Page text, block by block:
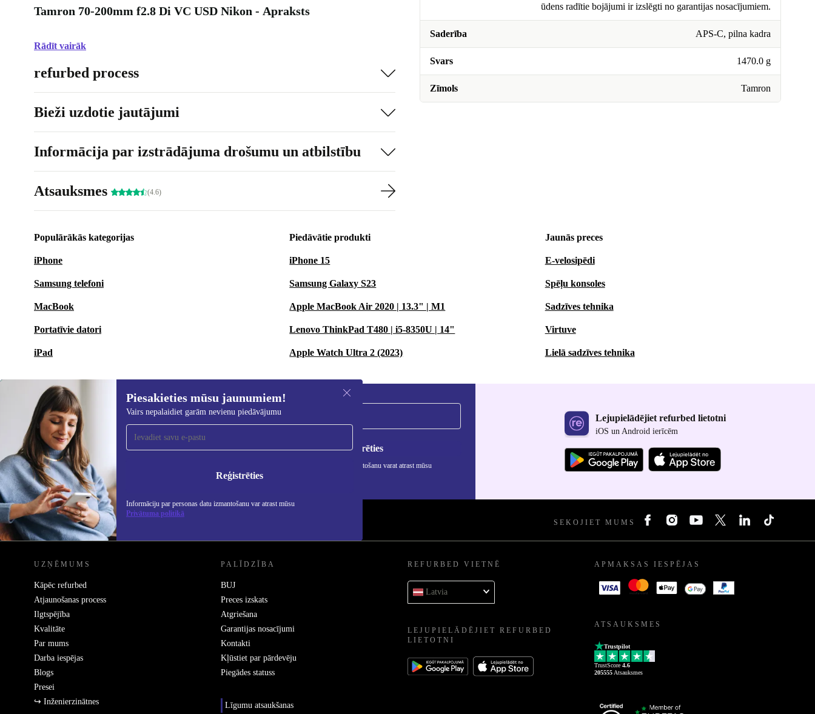
ūdens radītie bojājumi ir izslēgti no garantijas nosacījumiem.
Saderība APS-C, pilna kadra
Svars 1470.0 g
Zīmols Tamron
Tamron 70-200mm f2.8 Di VC USD Nikon - Apraksts
Rādīt vairāk
refurbed process
Bieži uzdotie jautājumi
Informācija par izstrādājuma drošumu un atbilstību
Atsauksmes (4.6)
Populārākās kategorijas
iPhone
Samsung telefoni
MacBook
Portatīvie datori
iPad
Piedāvātie produkti
iPhone 15
Samsung Galaxy S23
Apple MacBook Air 2020 | 13.3" | M1
Lenovo ThinkPad T480 | i5-8350U | 14"
Apple Watch Ultra 2 (2023)
Jaunās preces
E-velosipēdi
Spēļu konsoles
Sadzīves tehnika
Virtuve
Lielā sadzīves tehnika
Piesakieties mūsu jaunumiem!
Vairs nepalaidiet garām nevienu piedāvājumu
Reģistrēties
Informāciju par personas datu izmantošanu var atrast mūsu
Privātuma politikā
Piesakieties mūsu jaunumu
saņemšanai!
Nekad vairs nepalaidiet garām nevienu
piedāvājumu.
Reģistrēties
Informāciju par personas datu izmantošanu varat atrast mūsu
Privātuma politikā
Lejupielādējiet refurbed lietotni
iOS un Android ierīcēm
REFURBED - RETHINK NEW. SEKOJIET MUMS
UZŅĒMUMS
Kāpēc refurbed
Atjaunošanas process
Ilgtspējība
Kvalitāte
Par mums
Darba iespējas
Blogs
Presei
↪ Inženierzinātnes
PALĪDZĪBA
BUJ
Preces izskats
Atgriešana
Garantijas nosacījumi
Kontakti
Kļūstiet par pārdevēju
Piegādes statuss
Līgumu atsaukšanas
REFURBED VIETNĒ
Latvia
LEJUPIELĀDĒJIET REFURBED
LIETOTNI
APMAKSAS IESPĒJAS
ATSAUKSMES
Trustpilot
TrustScore 4.6
205555 Atsauksmes